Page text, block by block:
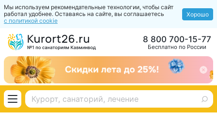
Мы используем рекомендательные технологии, чтобы сайт
работал удобнее. Оставаясь на сайте, вы соглашаетесь
с политикой cookie
Хорошо
Бесплатно по России
8 800 700-15-77